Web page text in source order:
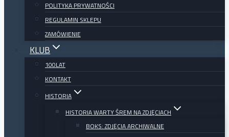
POLITYKA PRYWATNOŚCI
REGULAMIN SKLEPU
ZAMÓWIENIE
KLUB
100LAT
KONTAKT
HISTORIA
HISTORIA WARTY ŚREM NA ZDJĘCIACH
BOKS: ZDJĘCIA ARCHIWALNE